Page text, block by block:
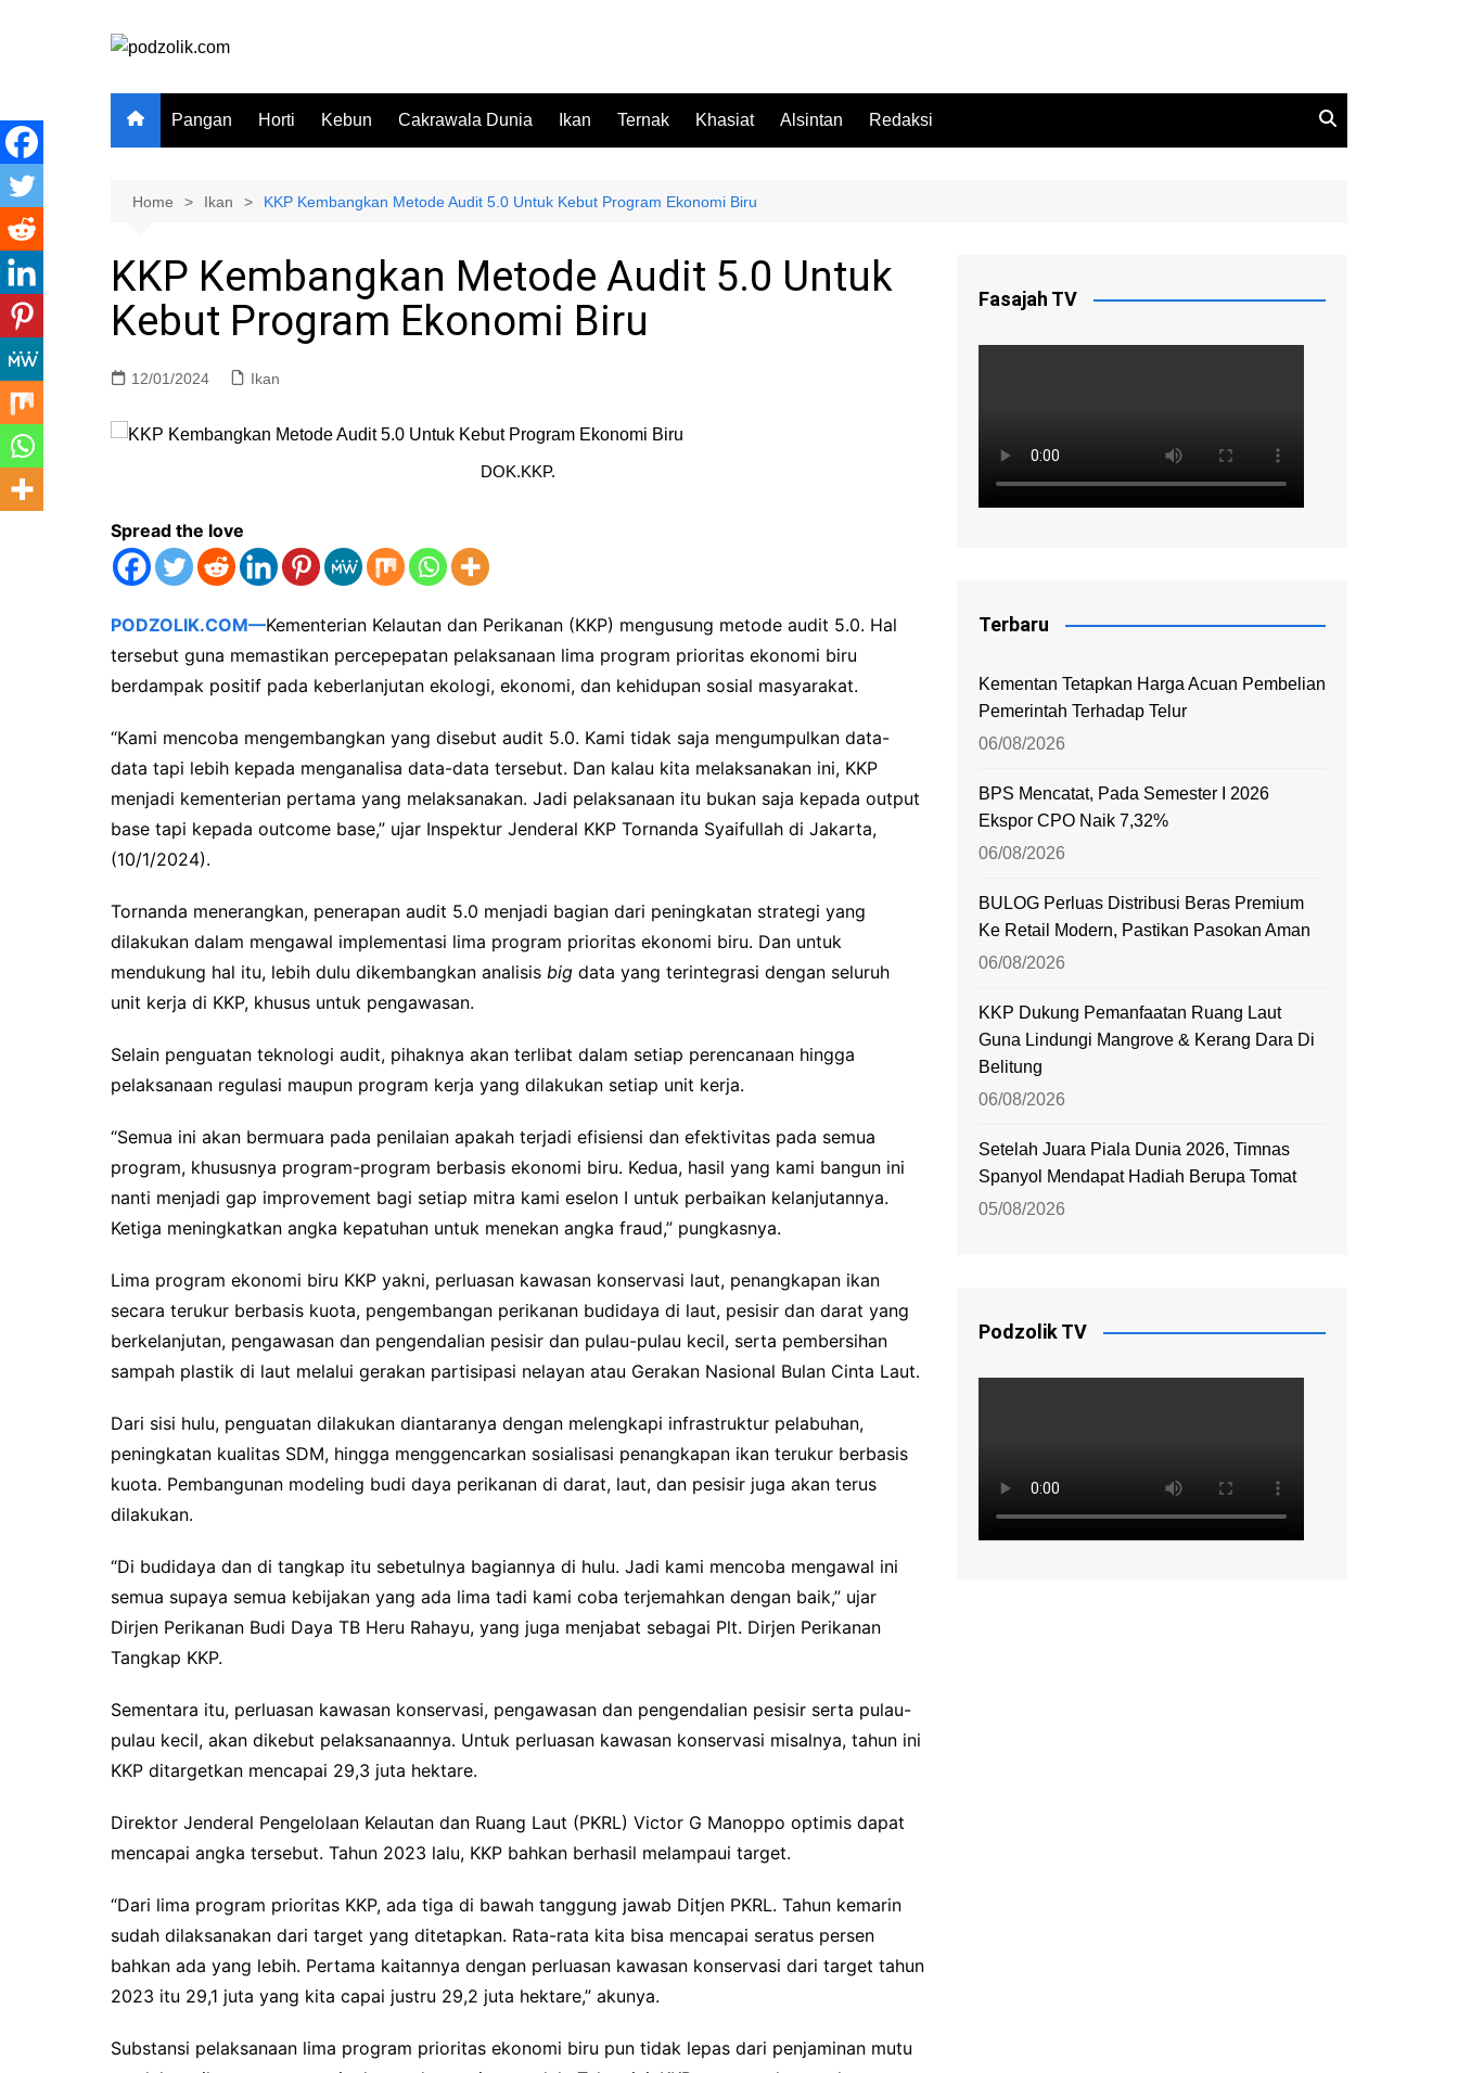
Pangan Horti Kebun Cakrawala Dunia Ikan Ternak Khasiat Alsintan Redaksi
Home Ikan KKP Kembangkan Metode Audit 5.0 Untuk Kebut Program Ekonomi Biru
KKP Kembangkan Metode Audit 5.0 Untuk
Kebut Program Ekonomi Biru
12/01/2024 Ikan
DOK.KKP.
Spread the love
PODZOLIK.COM—Kementerian Kelautan dan Perikanan (KKP) mengusung metode audit 5.0. Hal
tersebut guna memastikan percepepatan pelaksanaan lima program prioritas ekonomi biru
berdampak positif pada keberlanjutan ekologi, ekonomi, dan kehidupan sosial masyarakat.
“Kami mencoba mengembangkan yang disebut audit 5.0. Kami tidak saja mengumpulkan data-
data tapi lebih kepada menganalisa data-data tersebut. Dan kalau kita melaksanakan ini, KKP
menjadi kementerian pertama yang melaksanakan. Jadi pelaksanaan itu bukan saja kepada output
base tapi kepada outcome base,” ujar Inspektur Jenderal KKP Tornanda Syaifullah di Jakarta,
(10/1/2024).
Tornanda menerangkan, penerapan audit 5.0 menjadi bagian dari peningkatan strategi yang
dilakukan dalam mengawal implementasi lima program prioritas ekonomi biru. Dan untuk
mendukung hal itu, lebih dulu dikembangkan analisis big data yang terintegrasi dengan seluruh
unit kerja di KKP, khusus untuk pengawasan.
Selain penguatan teknologi audit, pihaknya akan terlibat dalam setiap perencanaan hingga
pelaksanaan regulasi maupun program kerja yang dilakukan setiap unit kerja.
“Semua ini akan bermuara pada penilaian apakah terjadi efisiensi dan efektivitas pada semua
program, khususnya program-program berbasis ekonomi biru. Kedua, hasil yang kami bangun ini
nanti menjadi gap improvement bagi setiap mitra kami eselon I untuk perbaikan kelanjutannya.
Ketiga meningkatkan angka kepatuhan untuk menekan angka fraud,” pungkasnya.
Lima program ekonomi biru KKP yakni, perluasan kawasan konservasi laut, penangkapan ikan
secara terukur berbasis kuota, pengembangan perikanan budidaya di laut, pesisir dan darat yang
berkelanjutan, pengawasan dan pengendalian pesisir dan pulau-pulau kecil, serta pembersihan
sampah plastik di laut melalui gerakan partisipasi nelayan atau Gerakan Nasional Bulan Cinta Laut.
Dari sisi hulu, penguatan dilakukan diantaranya dengan melengkapi infrastruktur pelabuhan,
peningkatan kualitas SDM, hingga menggencarkan sosialisasi penangkapan ikan terukur berbasis
kuota. Pembangunan modeling budi daya perikanan di darat, laut, dan pesisir juga akan terus
dilakukan.
“Di budidaya dan di tangkap itu sebetulnya bagiannya di hulu. Jadi kami mencoba mengawal ini
semua supaya semua kebijakan yang ada lima tadi kami coba terjemahkan dengan baik,” ujar
Dirjen Perikanan Budi Daya TB Heru Rahayu, yang juga menjabat sebagai Plt. Dirjen Perikanan
Tangkap KKP.
Sementara itu, perluasan kawasan konservasi, pengawasan dan pengendalian pesisir serta pulau-
pulau kecil, akan dikebut pelaksanaannya. Untuk perluasan kawasan konservasi misalnya, tahun ini
KKP ditargetkan mencapai 29,3 juta hektare.
Direktor Jenderal Pengelolaan Kelautan dan Ruang Laut (PKRL) Victor G Manoppo optimis dapat
mencapai angka tersebut. Tahun 2023 lalu, KKP bahkan berhasil melampaui target.
“Dari lima program prioritas KKP, ada tiga di bawah tanggung jawab Ditjen PKRL. Tahun kemarin
sudah dilaksanakan dari target yang ditetapkan. Rata-rata kita bisa mencapai seratus persen
bahkan ada yang lebih. Pertama kaitannya dengan perluasan kawasan konservasi dari target tahun
2023 itu 29,1 juta yang kita capai justru 29,2 juta hektare,” akunya.
Substansi pelaksanaan lima program prioritas ekonomi biru pun tidak lepas dari penjaminan mutu
Fasajah TV
Terbaru
Kementan Tetapkan Harga Acuan Pembelian
Pemerintah Terhadap Telur
06/08/2026
BPS Mencatat, Pada Semester I 2026
Ekspor CPO Naik 7,32%
06/08/2026
BULOG Perluas Distribusi Beras Premium
Ke Retail Modern, Pastikan Pasokan Aman
06/08/2026
KKP Dukung Pemanfaatan Ruang Laut
Guna Lindungi Mangrove & Kerang Dara Di
Belitung
06/08/2026
Setelah Juara Piala Dunia 2026, Timnas
Spanyol Mendapat Hadiah Berupa Tomat
05/08/2026
Podzolik TV